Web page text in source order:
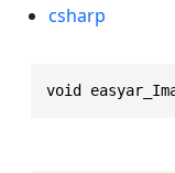
csharp
void